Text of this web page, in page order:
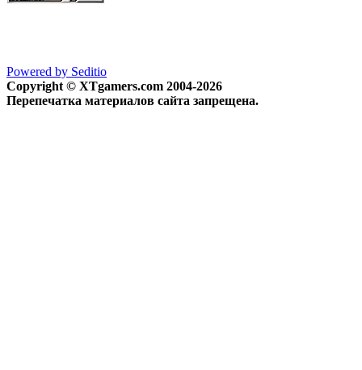
Powered by Seditio
Copyright © XTgamers.com 2004-2026
Перепечатка материалов сайта запрещена.